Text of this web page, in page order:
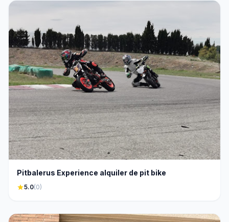
Pitbalerus Experience alquiler de pit bike
star5.0(0)